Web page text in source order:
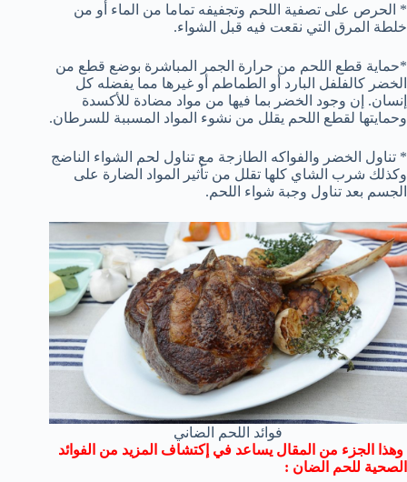
* الحرص على تصفية اللحم وتجفيفه تماما من الماء أو من
خلطة المرق التي نقعت فيه قبل الشواء.
*حماية قطع اللحم من حرارة الجمر المباشرة بوضع قطع من
الخضر كالفلفل البارد أو الطماطم أو غيرها مما يفضله كل
إنسان. إن وجود الخضر بما فيها من مواد مضادة للأكسدة
وحمايتها لقطع اللحم يقلل من نشوء المواد المسببة للسرطان.
* تناول الخضر والفواكه الطازجة مع تناول لحم الشواء الناضج
وكذلك شرب الشاي كلها تقلل من تأثير المواد الضارة على
الجسم بعد تناول وجبة شواء اللحم.
فوائد اللحم الضاني
وهذا الجزء من المقال يساعد في إكتشاف المزيد من الفوائد
الصحية للحم الضان :